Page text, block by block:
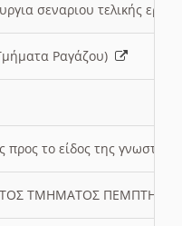
σεναριου τελικής
Ραγάζου)
προς το είδος της
ΤΜΗΜΑΤΟΣ